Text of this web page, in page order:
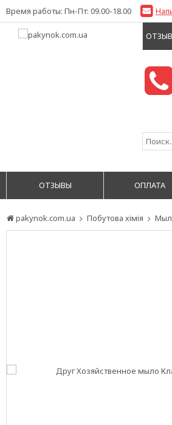
pakynok.com.ua Побутова хімія
Время работы: Пн-Пт: 09.00-18.00
ОТЗЫВЫ ОПЛАТА